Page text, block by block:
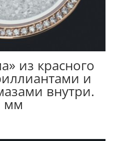
из красного
и
внутри.
мм